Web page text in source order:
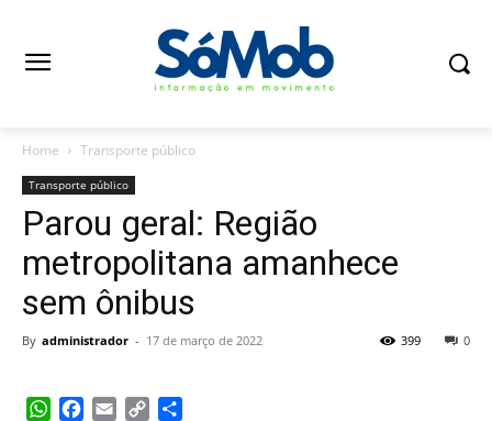
Home Transporte público
Transporte público
Parou geral: Região
metropolitana amanhece
sem ônibus
By administrador - 17 de março de 2022 0
399
WhatsApp
Facebook
Email Copy